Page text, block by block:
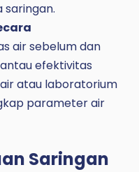
saringan.
air sebelum dan
efektivitas
atau laboratorium
parameter air
Saringan